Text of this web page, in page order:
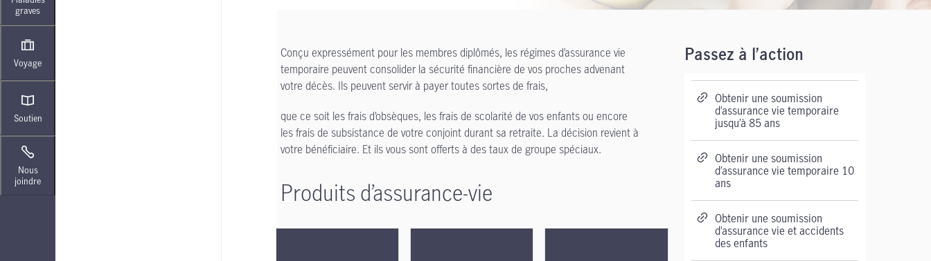
graves
Voyage
Soutien
Nous
joindre
Conçu expressément pour les membres diplômés, les régimes d’assurance vie
temporaire peuvent consolider la sécurité financière de vos proches advenant
votre décès. Ils peuvent servir à payer toutes sortes de frais,
que ce soit les frais d’obsèques, les frais de scolarité de vos enfants ou encore
les frais de subsistance de votre conjoint durant sa retraite. La décision revient à
votre bénéficiaire. Et ils vous sont offerts à des taux de groupe spéciaux.
Produits d’assurance-vie
Passez à l’action
Obtenir une soumission
d’assurance vie temporaire
jusqu’à 85 ans
Obtenir une soumission
d’assurance vie temporaire 10
ans
Obtenir une soumission
d’assurance vie et accidents
des enfants